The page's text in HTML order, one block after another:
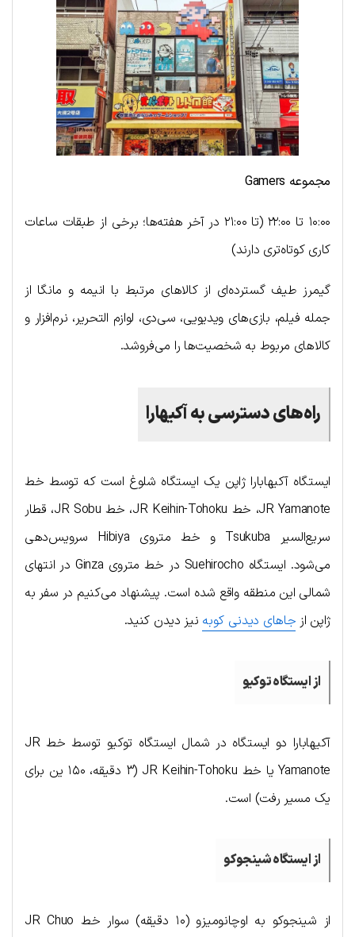
مجموعه Gamers
۱۰:۰۰ تا ۲۲:۰۰ (تا ۲۱:۰۰ در آخر هفته‌ها؛ برخی از طبقات ساعات
کاری کوتاه‌تری دارند)
گیمرز طیف گسترده‌ای از کالاهای مرتبط با انیمه و مانگا از
جمله فیلم، بازی‌های ویدیویی، سی‌دی، لوازم التحریر، نرم‌افزار و
کالاهای مربوط به شخصیت‌ها را می‌فروشد.
راه‌های دسترسی به آکیهارا
ایستگاه آکیهابارا ژاپن یک ایستگاه شلوغ است که توسط خط
JR Yamanote، خط JR Keihin-Tohoku، خط JR Sobu، قطار
سریع‌السیر Tsukuba و خط متروی Hibiya سرویس‌دهی
می‌شود. ایستگاه Suehirocho در خط متروی Ginza در انتهای
شمالی این منطقه واقع شده است. پیشنهاد می‌کنیم در سفر به
ژاپن از جاهای دیدنی کوبه نیز دیدن کنید.
از ایستگاه توکیو
آکیهابارا دو ایستگاه در شمال ایستگاه توکیو توسط خط JR
Yamanote یا خط JR Keihin-Tohoku (3 دقیقه، ۱۵۰ ین برای
یک مسیر رفت) است.
از ایستگاه شینجوکو
از شینجوکو به اوچانومیزو (۱۰ دقیقه) سوار خط JR Chuo